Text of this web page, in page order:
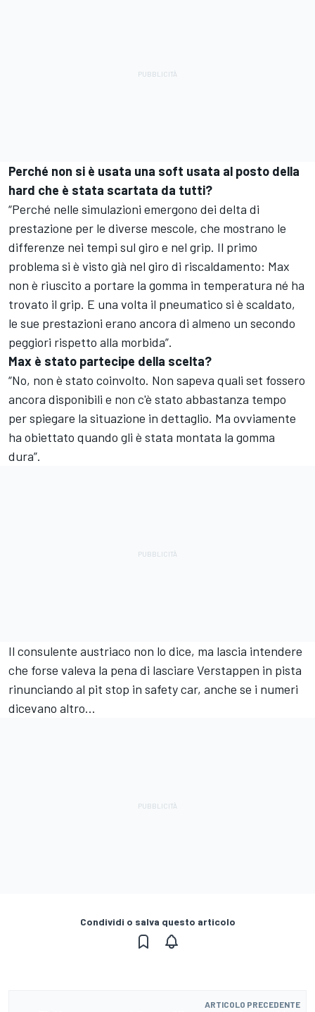
Perché non si è usata una soft usata al posto della
hard che è stata scartata da tutti?
“Perché nelle simulazioni emergono dei delta di
prestazione per le diverse mescole, che mostrano le
differenze nei tempi sul giro e nel grip. Il primo
problema si è visto già nel giro di riscaldamento: Max
non è riuscito a portare la gomma in temperatura né ha
trovato il grip. E una volta il pneumatico si è scaldato,
le sue prestazioni erano ancora di almeno un secondo
peggiori rispetto alla morbida”.
Max è stato partecipe della scelta?
“No, non è stato coinvolto. Non sapeva quali set fossero
ancora disponibili e non c'è stato abbastanza tempo
per spiegare la situazione in dettaglio. Ma ovviamente
ha obiettato quando gli è stata montata la gomma
dura”.
Il consulente austriaco non lo dice, ma lascia intendere
che forse valeva la pena di lasciare Verstappen in pista
rinunciando al pit stop in safety car, anche se i numeri
dicevano altro...
Condividi o salva questo articolo
ARTICOLO PRECEDENTE